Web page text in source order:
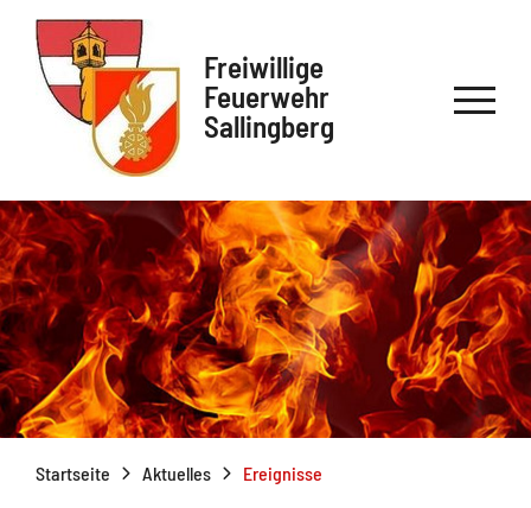
Freiwillige
Feuerwehr
Sallingberg
Startseite Aktuelles Ereignisse